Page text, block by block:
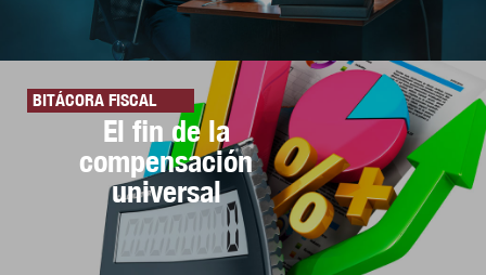
BITÁCORA FISCAL
El fin de la
compensación
universal